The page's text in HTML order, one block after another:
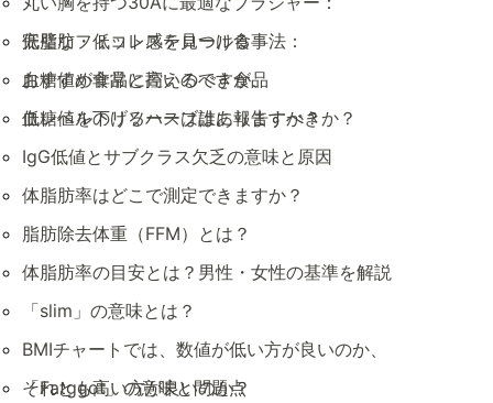
完璧なフィット感を見つける
低脂肪・低コレステロール食事法：
おすすめ食品と控えるべき食品
血糖値が非常に高いのですが、
血糖値を下げるハーブはありますか？
低レベルのリソースは誰に報告すべきか？
IgG低値とサブクラス欠乏の意味と原因
体脂肪率はどこで測定できますか？
脂肪除去体重（FFM）とは？
体脂肪率の目安とは？男性・女性の基準を解説
「slim」の意味とは？
BMIチャートでは、数値が低い方が良いのか、
それとも高い方が良いのか？
「Fatggot」の意味と問題点